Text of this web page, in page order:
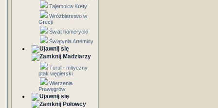
Tajemnica Krety
Wróżbiarstwo w
Grecji
Świat homerycki
Świątynia Artemidy
Madziarzy
Turul - mityczny
ptak węgierski
Wierzenia
Prawęgrów
Połowcy